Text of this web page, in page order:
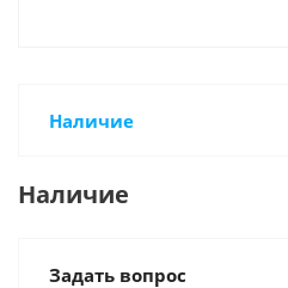
Наличие
Наличие
Задать вопрос